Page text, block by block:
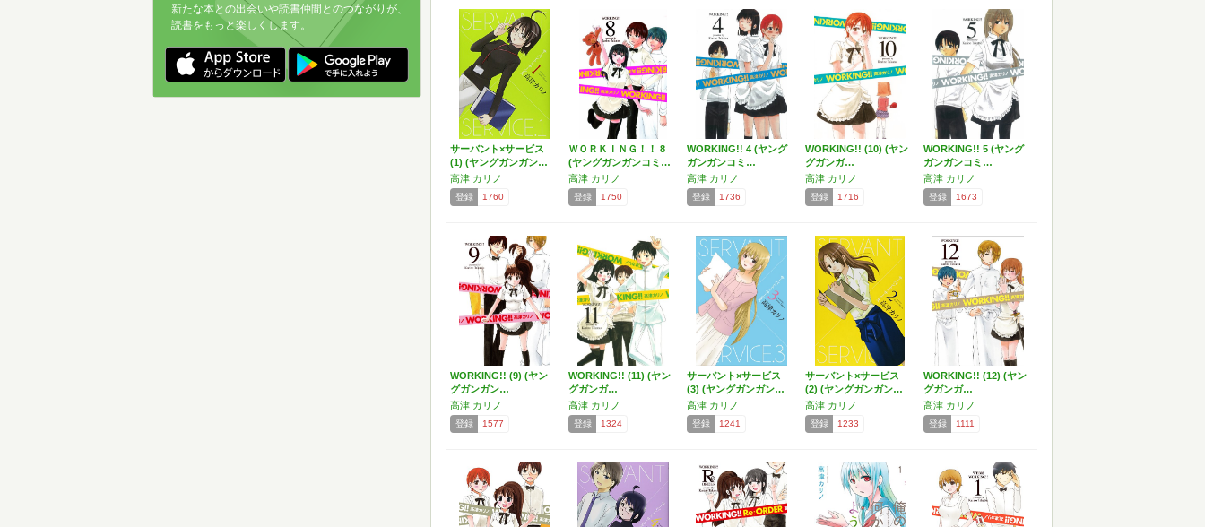
サーバント×サービス
(1) (ヤングガンガン…
高津 カリノ
登録 1760
ＷＯＲＫＩＮＧ！！ 8
(ヤングガンガンコミ…
高津 カリノ
登録 1750
WORKING!! 4 (ヤング
ガンガンコミ…
高津 カリノ
登録 1736
WORKING!! (10) (ヤン
グガンガ…
高津 カリノ
登録 1716
WORKING!! 5 (ヤング
ガンガンコミ…
高津 カリノ
登録 1673
WORKING!! (9) (ヤン
グガンガン…
高津 カリノ
登録 1577
WORKING!! (11) (ヤン
グガンガ…
高津 カリノ
登録 1324
サーバント×サービス
(3) (ヤングガンガン…
高津 カリノ
登録 1241
サーバント×サービス
(2) (ヤングガンガン…
高津 カリノ
登録 1233
WORKING!! (12) (ヤン
グガンガ…
高津 カリノ
登録 1111
新たな本との出会いや読書仲間とのつながりが、
読書をもっと楽しくします。